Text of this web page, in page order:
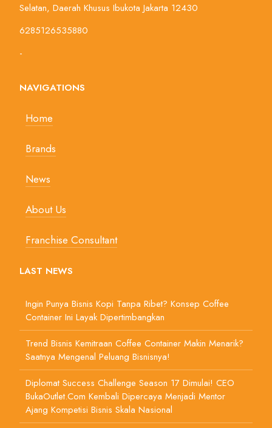
Selatan, Daerah Khusus Ibukota Jakarta 12430
6285126535880
-
NAVIGATIONS
Home
Brands
News
About Us
Franchise Consultant
LAST NEWS
Ingin Punya Bisnis Kopi Tanpa Ribet? Konsep Coffee
Container Ini Layak Dipertimbangkan
Trend Bisnis Kemitraan Coffee Container Makin Menarik?
Saatnya Mengenal Peluang Bisnisnya!
Diplomat Success Challenge Season 17 Dimulai! CEO
BukaOutlet.com Kembali Dipercaya Menjadi Mentor
Ajang Kompetisi Bisnis Skala Nasional